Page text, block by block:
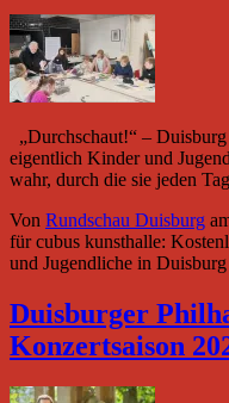
„Durchschaut!“ –
eigentlich Kinder und
wahr, durch die sie jeden
Von Rundschau Duisburg
für cubus kunsthalle:
und Jugendliche in Duisburg
Duisburger
Konzertsaison